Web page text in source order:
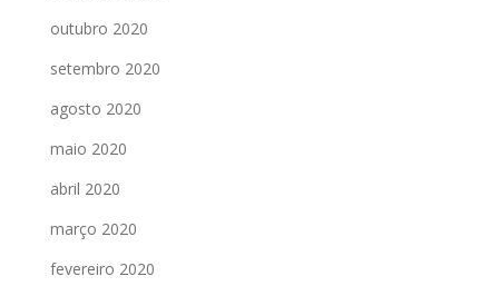
outubro 2020
setembro 2020
agosto 2020
maio 2020
abril 2020
março 2020
fevereiro 2020